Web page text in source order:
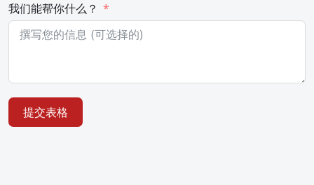
我们能帮你什么？
提交表格